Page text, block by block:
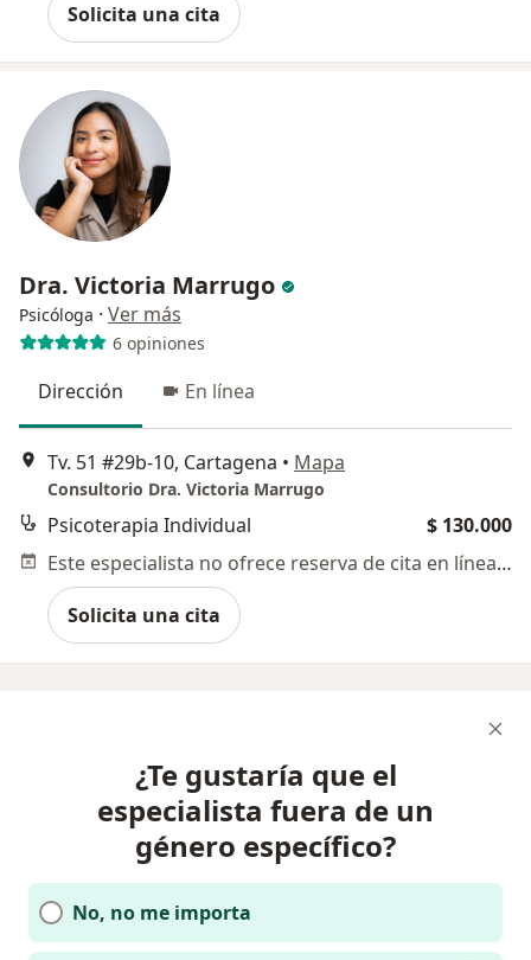
Solicita una cita
Dra. Victoria Marrugo
Psicóloga · Ver más
6 opiniones
Dirección En línea
Tv. 51 #29b-10, Cartagena • Mapa
Consultorio Dra. Victoria Marrugo
Psicoterapia Individual
$ 130.000
Este especialista no ofrece reserva de cita en línea en esta dirección.
Solicita una cita
¿Te gustaría que el
especialista fuera de un
género específico?
No, no me importa